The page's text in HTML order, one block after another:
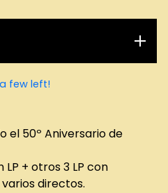
few left!
el 50º Aniversario de
+ otros 3 LP con
directos.